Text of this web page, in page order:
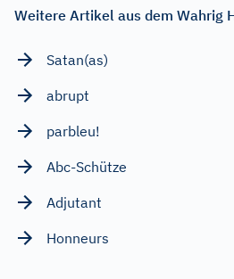
Weitere Artikel aus dem Wahrig
Satan(as)
abrupt
parbleu!
Abc-Schütze
Adjutant
Honneurs